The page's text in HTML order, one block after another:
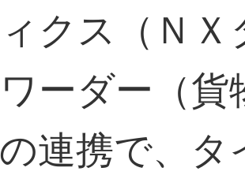
クス（Ｎ
ーダー（
連携で、